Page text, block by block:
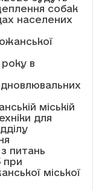
собак
населених
в
міській
для
питань
при
міської